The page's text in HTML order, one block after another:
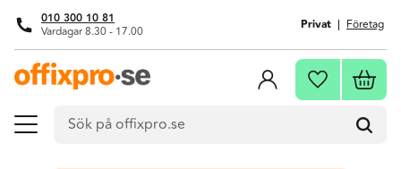
Meny
010 300 10 81
Vardagar 8.30 - 17.00 Privat Företag
Favoriter